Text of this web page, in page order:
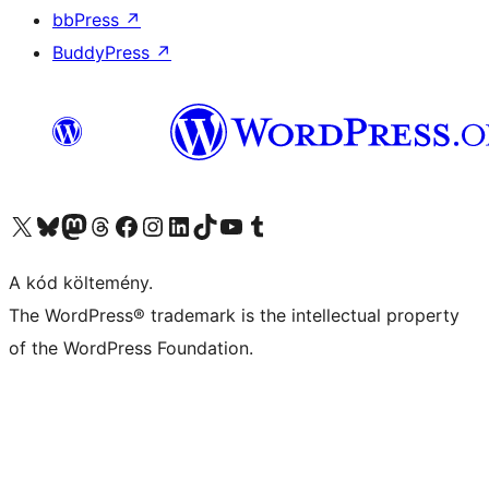
bbPress ↗
BuddyPress ↗
Visit our X (formerly Twitter) account
Visit our Bluesky account
Twitter csatornánk
Visit our Threads account
Facebook oldalunk megtekintése
Visit our Instagram account
Visit our LinkedIn account
Visit our TikTok account
Visit our YouTube channel
Visit our Tumblr account
A kód költemény.
The WordPress® trademark is the intellectual property
of the WordPress Foundation.